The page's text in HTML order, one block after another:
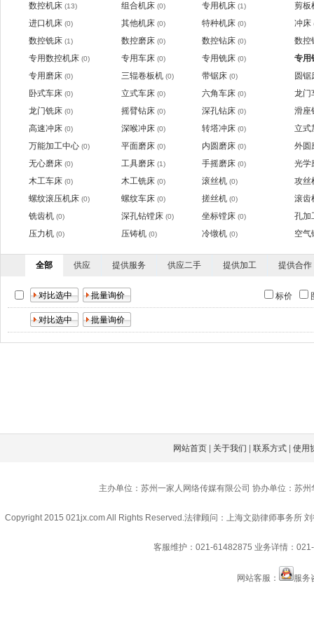
数控机床 (13) 组合机床 (0) 专用机床 (1)
剪板
进口机床 (0) 其他机床 (0) 特种机床 (0) 冲床
数控铣床 (1) 数控磨床 (0) 数控钻床 (0)
数控
专用数控机床 (0) 专用车床 (0) 专用铣床 (0)
专用
专用磨床 (0) 三辊卷板机 (0) 带锯床 (0)
圆锯
卧式车床 (0) 立式车床 (0) 六角车床 (0)
龙门
龙门铣床 (0) 摇臂钻床 (0) 深孔钻床 (0)
滑座
高速冲床 (0) 深喉冲床 (0) 转塔冲床 (0)
立式
万能加工中心 (0) 平面磨床 (0) 内圆磨床 (0)
外圆
无心磨床 (0) 工具磨床 (1) 手摇磨床 (0)
光学
木工车床 (0) 木工铣床 (0) 滚丝机 (0)
攻丝
螺纹滚压机床 (0) 螺纹车床 (0) 搓丝机 (0)
滚齿
铣齿机 (0) 深孔钻镗床 (0) 坐标镗床 (0)
孔加
压力机 (0) 压铸机 (0) 冷镦机 (0) 空气
全部 供应 提供服务 供应二手 提供加工 提供合作
标价
网站首页 关于我们 |联系方式 |使用
主办单位：苏州一家人网络传媒有限公司 协办单位：苏
Copyright 2015 021jx.com All Rights Reserved.法律顾问：上海文勋律师事务所
客服维护：021-61482875 业务详情：
网站客服： 服务